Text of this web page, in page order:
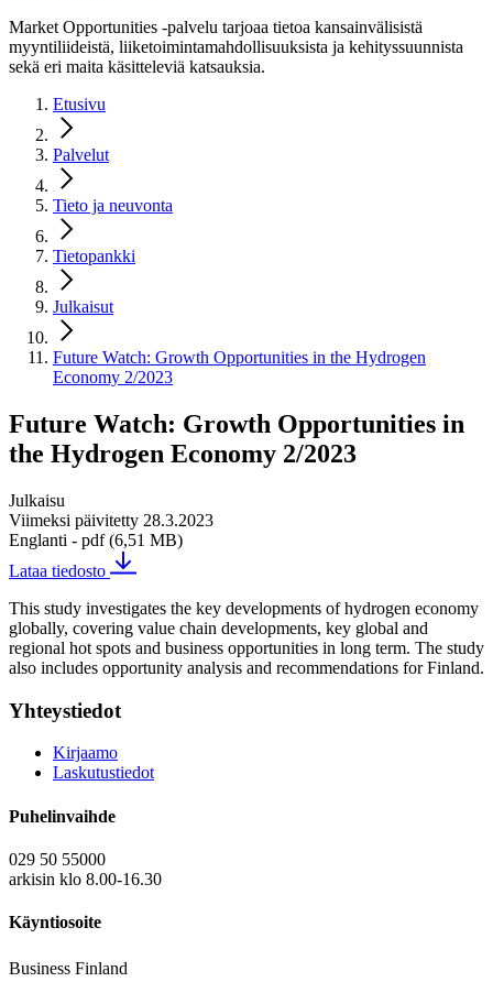
Market Opportunities -palvelu tarjoaa tietoa kansainvälisistä
myyntiliideistä, liiketoimintamahdollisuuksista ja kehityssuunnista
sekä eri maita käsitteleviä katsauksia.
Etusivu
Palvelut
Tieto ja neuvonta
Tietopankki
Julkaisut
Future Watch: Growth Opportunities in the Hydrogen
Economy 2/2023
Future Watch: Growth Opportunities in
the Hydrogen Economy 2/2023
Julkaisu
Viimeksi päivitetty 28.3.2023
Englanti - pdf (6,51 MB)
Lataa tiedosto
This study investigates the key developments of hydrogen economy
globally, covering value chain developments, key global and
regional hot spots and business opportunities in long term. The study
also includes opportunity analysis and recommendations for Finland.
Yhteystiedot
Kirjaamo
Laskutustiedot
Puhelinvaihde
029 50 55000
arkisin klo 8.00-16.30
Käyntiosoite
Business Finland